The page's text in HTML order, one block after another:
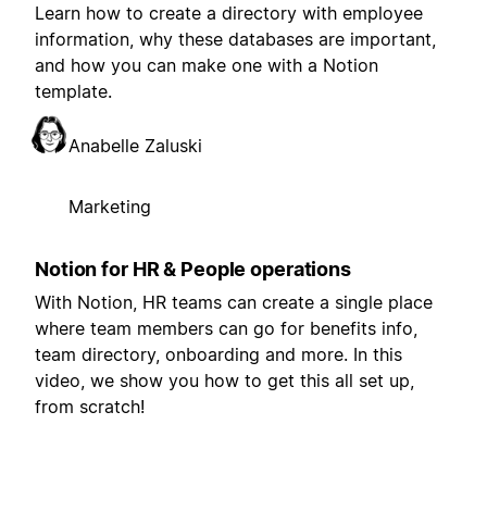
Learn how to create a directory with employee
information, why these databases are important,
and how you can make one with a Notion
template.
Anabelle Zaluski
Marketing
Notion for HR & People operations
With Notion, HR teams can create a single place
where team members can go for benefits info,
team directory, onboarding and more. In this
video, we show you how to get this all set up,
from scratch!